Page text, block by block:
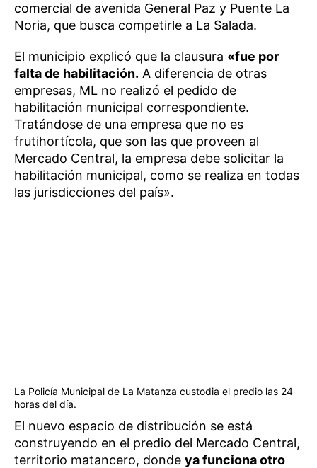
comercial de avenida General Paz y Puente La
Noria, que busca competirle a La Salada.
El municipio explicó que la clausura «fue por
falta de habilitación. A diferencia de otras
empresas, ML no realizó el pedido de
habilitación municipal correspondiente.
Tratándose de una empresa que no es
frutihortícola, que son las que proveen al
Mercado Central, la empresa debe solicitar la
habilitación municipal, como se realiza en todas
las jurisdicciones del país».
La Policía Municipal de La Matanza custodia el predio las 24
horas del día.
El nuevo espacio de distribución se está
construyendo en el predio del Mercado Central,
territorio matancero, donde ya funciona otro